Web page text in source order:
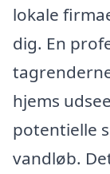
lokale
dig. En
hjems
potentielle
vandløb.